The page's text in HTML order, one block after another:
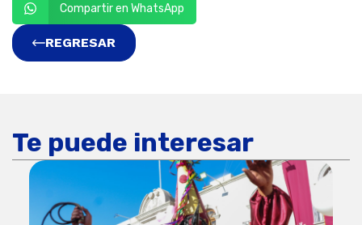
Compartir en WhatsApp
REGRESAR
Te puede interesar